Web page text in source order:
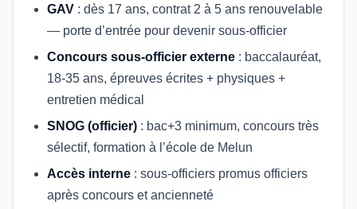
GAV : dès 17 ans, contrat 2 à 5 ans renouvelable
— porte d’entrée pour devenir sous-officier
Concours sous-officier externe : baccalauréat,
18-35 ans, épreuves écrites + physiques +
entretien médical
SNOG (officier) : bac+3 minimum, concours très
sélectif, formation à l’école de Melun
Accès interne : sous-officiers promus officiers
après concours et ancienneté